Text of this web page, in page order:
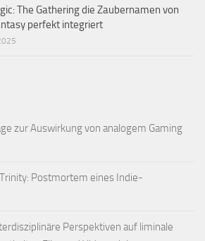
The Gathering die Zaubernamen von
perfekt integriert
zur Auswirkung von analogem Gaming
Postmortem eines Indie-
Perspektiven auf liminale